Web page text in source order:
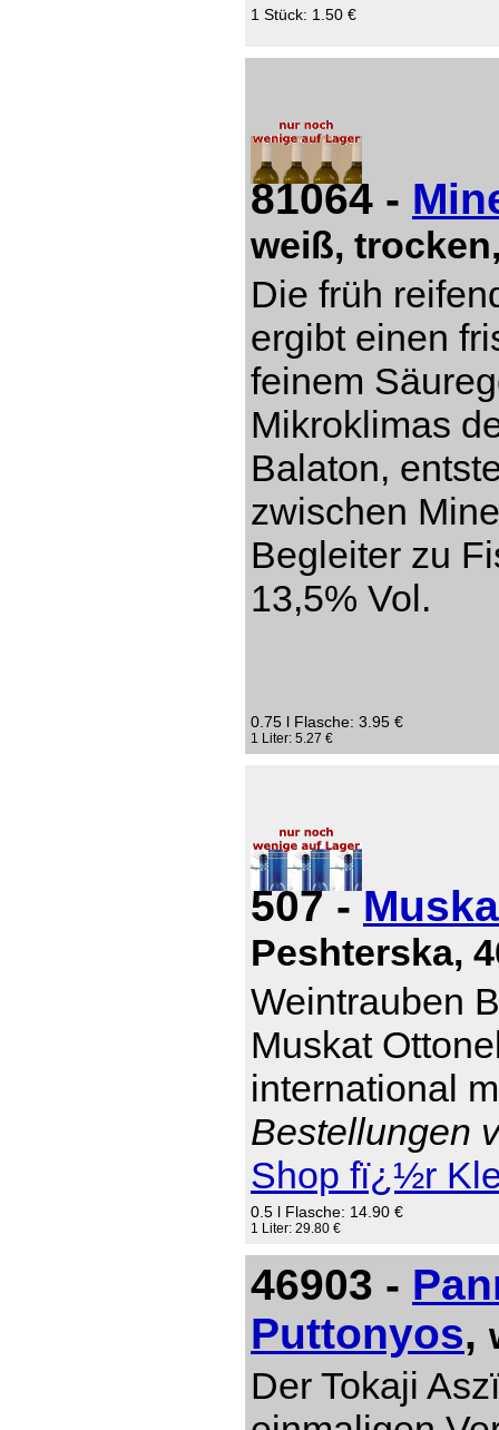
1 Stück: 1.50 €
81064 -
weiß,
Die früh
ergibt einen
feinem
Mikroklimas
Balaton,
zwischen
Begleiter zu
13,5% Vol.
0.75 l Flasche: 3.95 €
1 Liter: 5.27 €
507 -
Peshterska,
Weintrauben
Muskat
international
Bestellungen
Shop fï¿½r
0.5 l Flasche: 14.90 €
1 Liter: 29.80 €
46903 -
Puttonyos,
Der Tokaji